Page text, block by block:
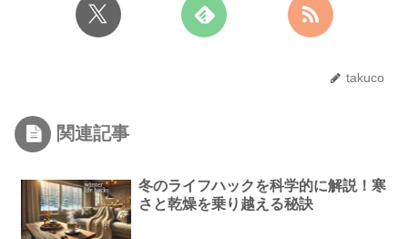
takuco
関連記事
冬のライフハックを科学的に解説！寒
さと乾燥を乗り越える秘訣